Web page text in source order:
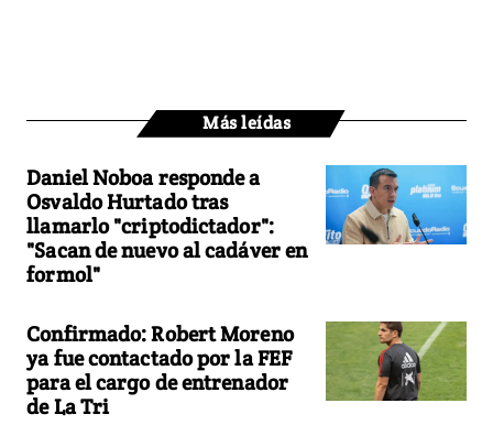
Más leídas
Daniel Noboa responde a
Osvaldo Hurtado tras
llamarlo "criptodictador":
"Sacan de nuevo al cadáver en
formol"
Confirmado: Robert Moreno
ya fue contactado por la FEF
para el cargo de entrenador
de La Tri